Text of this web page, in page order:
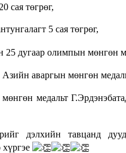
сая төгрөг,
5 сая төгрөг,
дугаар олимпын мөнгөн
аваргын мөнгөн
медальт
дэлхийн тавцанд